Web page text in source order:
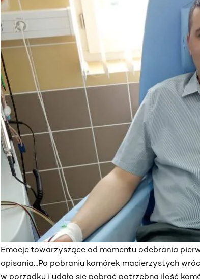
Emocje towarzyszące od momentu odebrania
opisania…Po pobraniu komórek macierzystych
w porządku i udało się pobrać potrzebną ilość